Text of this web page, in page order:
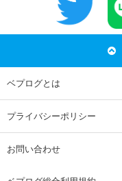
ベプログとは
プライバシーポリシー
お問い合わせ